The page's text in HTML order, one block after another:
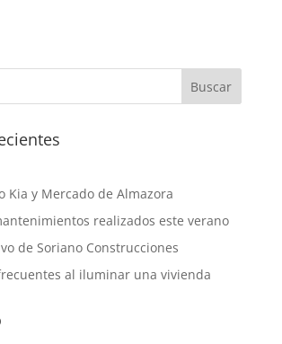
Kia y Mercado de Almazora
realizados este verano
de Soriano Construcciones
al iluminar una vivienda